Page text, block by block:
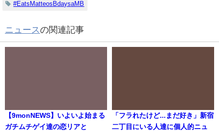
#EatsMatteosBdaysaMB
ニュースの関連記事
【9monNEWS】いよいよ始まる
ガチムチゲイ達の恋リアと
「フラれたけど...まだ好き」新宿
二丁目にいる人達に個人的ニュ